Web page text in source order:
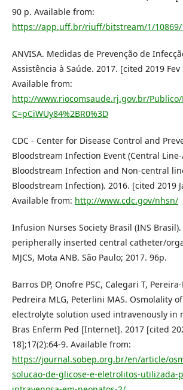
90 p. Available from:
https://app.uff.br/riuff/bitstream/1/10869/
ANVISA. Medidas de Prevenção de
Assistência à Saúde. 2017. [cited 2019 Fev
Available from:
http://www.riocomsaude.rj.gov.br/
C=pCiWUy84%2BR0%3D
CDC - Center for Disease Control and
Bloodstream Infection Event (Central
Bloodstream Infection and Non-central
Bloodstream Infection). 2016. [cited 2019
Available from: http://www.cdc.gov/nhsn/
Infusion Nurses Society Brasil (INS
peripherally inserted central catheter/
MJCS, Mota ANB. São Paulo; 2017. 96p.
Barros DP, Onofre PSC, Calegari T,
Pedreira MLG, Peterlini MAS. Osmolality
electrolyte solution used intravenously in
Bras Enferm Ped [Internet]. 2017 [cited
18];17(2):64-9. Available from:
https://journal.sobep.org.br/en/article/
solucao-de-glicose-e-eletrolitos-utilizada-